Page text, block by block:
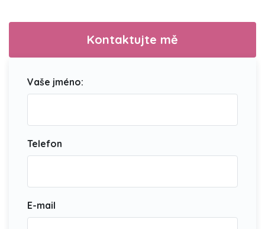
Kontaktujte mě
Vaše jméno:
Telefon
E-mail